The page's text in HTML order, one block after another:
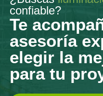
confiable?
Te
asesoría
elegir la
para tu